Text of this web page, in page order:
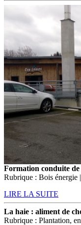
Formation conduite
Rubrique : Bois énergie
LIRE LA SUITE
La haie : aliment de
Rubrique : Plantation,